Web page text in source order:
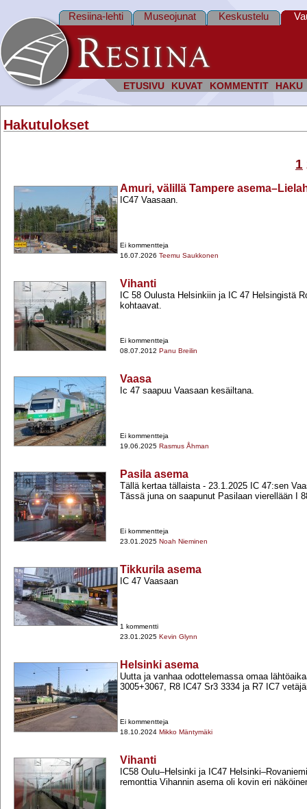
ETUSIVU KUVAT KOMMENTIT HAKU
Resiina-lehti Museojunat Keskustelu
Hakutulokset
1
Amuri, välillä Tampere
IC47 Vaasaan.
Ei kommentteja
16.07.2026 Teemu Saukkonen
Vihanti
IC 58 Oulusta Helsinkiin ja IC 47 Helsingistä
kohtaavat.
Ei kommentteja
08.07.2012 Panu Breilin
Vaasa
Ic 47 saapuu Vaasaan kesäiltana.
Ei kommentteja
19.06.2025 Rasmus Åhman
Pasila asema
Tällä kertaa tällaista -​ 23.1.2025 IC 47:sen
Tässä juna on saapunut Pasilaan vierellään I
Ei kommentteja
23.01.2025 Noah Nieminen
Tikkurila asema
IC 47 Vaasaan
1 kommentti
23.01.2025 Kevin Glynn
Helsinki asema
Uutta ja vanhaa odottelemassa omaa
3005+​3067, R8 IC47 Sr3 3334 ja R7 IC7
Ei kommentteja
18.10.2024 Mikko Mäntymäki
Vihanti
IC58 Oulu–Helsinki ja IC47
remonttia Vihannin asema oli kovin eri